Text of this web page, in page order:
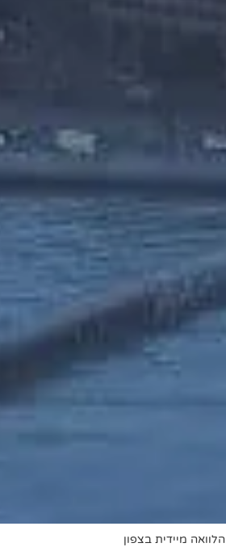
הלוואה מיידית בצפון